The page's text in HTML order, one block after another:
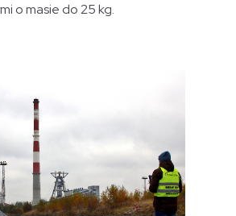
o masie do 25 kg.